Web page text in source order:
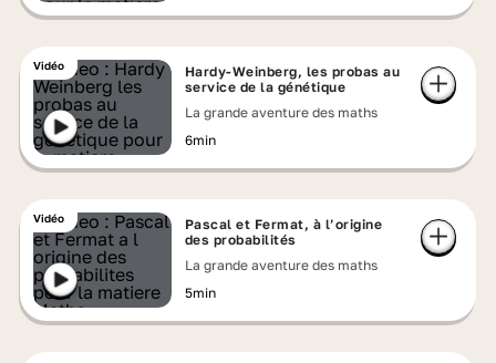
Vidéo
Hardy-Weinberg, les probas au
service de la génétique
La grande aventure des maths
6min
Vidéo
Pascal et Fermat, à l’origine
des probabilités
La grande aventure des maths
5min